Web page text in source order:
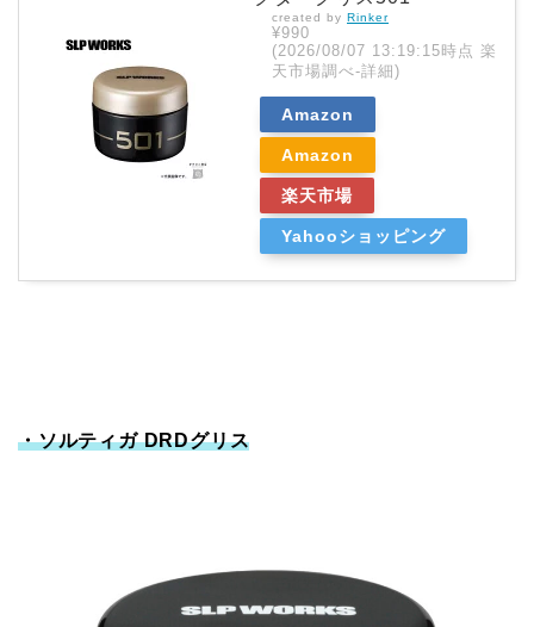
created by Rinker
¥990
(2026/08/07 13:19:15時点 楽
天市場調べ-詳細)
Amazon
Amazon
楽天市場
Yahooショッピング
・ソルティガ DRDグリス